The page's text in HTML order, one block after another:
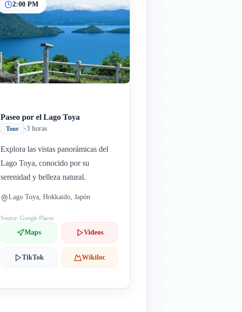
2:00 PM
Paseo por el Lago Toya
Tour •3 horas
Explora las vistas panorámicas del
Lago Toya, conocido por su
serenidad y belleza natural.
Lago Toya, Hokkaido, Japón
Source: Google Places
Maps Videos
TikTok Wikiloc